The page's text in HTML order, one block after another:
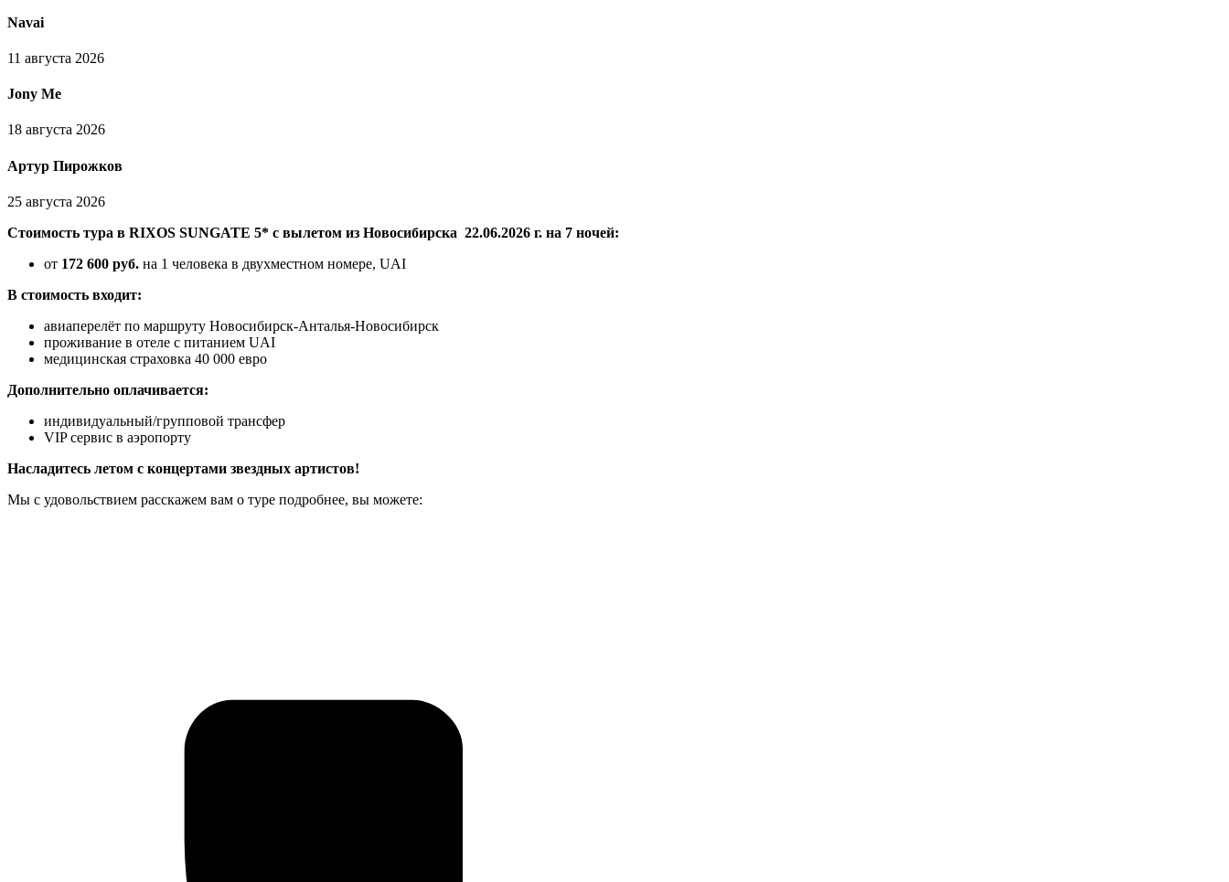
Navai
11 августа 2026
Jony Me
18 августа 2026
Артур Пирожков
25 августа 2026
Стоимость тура в RIXOS SUNGATE 5* с вылетом из Новосибирска 22.06.2026 г. на 7 ночей:
от 172 600 руб. на 1 человека в двухместном номере, UAI
В стоимость входит:
авиаперелёт по маршруту Новосибирск-Анталья-Новосибирск
проживание в отеле с питанием UAI
медицинская страховка 40 000 евро
Дополнительно оплачивается:
индивидуальный/групповой трансфер
VIP сервис в аэропорту
Насладитесь летом с концертами звездных артистов!
Мы с удовольствием расскажем вам о туре подробнее, вы можете: